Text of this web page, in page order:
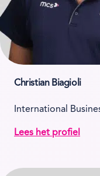
Christian Biagioli
International
Lees het profiel